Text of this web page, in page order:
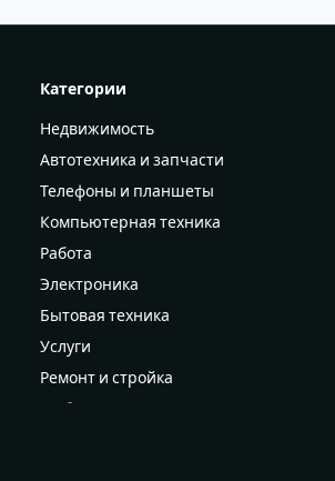
Категории
Недвижимость
Автотехника и запчасти
Телефоны и планшеты
Компьютерная техника
Работа
Электроника
Бытовая техника
Услуги
Ремонт и стройка
Мебель